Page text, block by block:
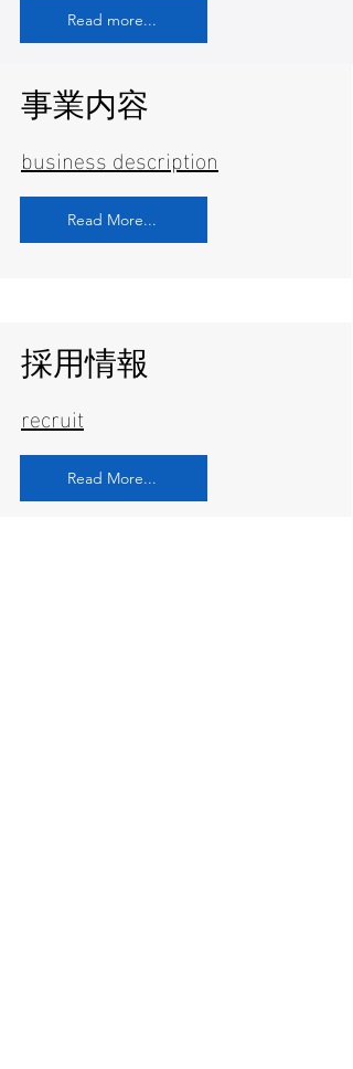
Read more...
​事業内容
business description
Read More...
採用情報
recruit
Read More...